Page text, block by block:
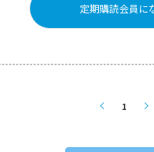
定期購読会員に
1